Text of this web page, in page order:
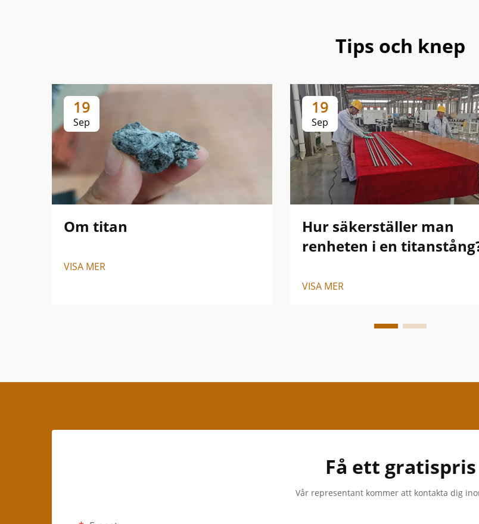
Tips och knep
19
Sep
Om titan
VISA MER
19
Sep
Hur säkerställer man
renheten i en
VISA MER
Få ett gratispris
Vår representant kommer att kontakta dig